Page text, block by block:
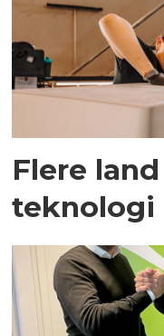
Flere
teknologi